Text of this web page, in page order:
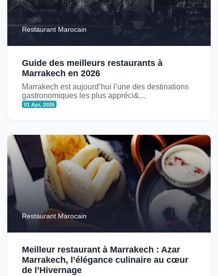
Restaurant Marocain
Guide des meilleurs restaurants à
Marrakech en 2026
Marrakech est aujourd’hui l’une des destinations
gastronomiques les plus appréci&...
01 Apr, 2026
Restaurant Marocain
Meilleur restaurant à Marrakech : Azar
Marrakech, l’élégance culinaire au cœur
de l’Hivernage